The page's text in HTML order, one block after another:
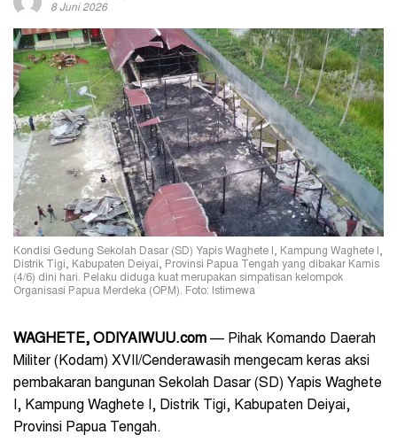
8 Juni 2026
Kondisi Gedung Sekolah Dasar (SD) Yapis Waghete I, Kampung Waghete I,
Distrik Tigi, Kabupaten Deiyai, Provinsi Papua Tengah yang dibakar Kamis
(4/6) dini hari. Pelaku diduga kuat merupakan simpatisan kelompok
Organisasi Papua Merdeka (OPM). Foto: Istimewa
WAGHETE, ODIYAIWUU.com — Pihak Komando Daerah
Militer (Kodam) XVII/Cenderawasih mengecam keras aksi
pembakaran bangunan Sekolah Dasar (SD) Yapis Waghete
I, Kampung Waghete I, Distrik Tigi, Kabupaten Deiyai,
Provinsi Papua Tengah.